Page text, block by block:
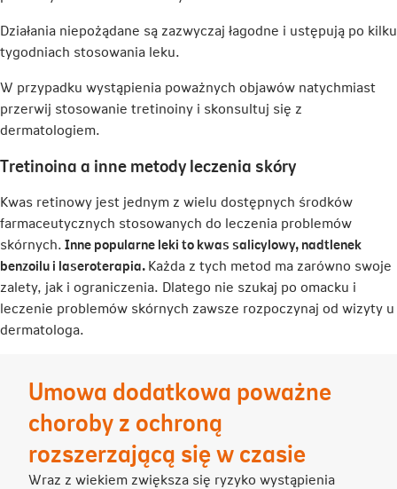
Działania niepożądane są zazwyczaj łagodne i ustępują po kilku
tygodniach stosowania leku.
W przypadku wystąpienia poważnych objawów natychmiast
przerwij stosowanie tretinoiny i skonsultuj się z
dermatologiem.
Tretinoina a inne metody leczenia skóry
Kwas retinowy jest jednym z wielu dostępnych środków
farmaceutycznych stosowanych do leczenia problemów
skórnych.Inne popularne leki to kwas salicylowy, nadtlenek
benzoilu i laseroterapia.Każda z tych metod ma zarówno swoje
zalety, jak i ograniczenia. Dlatego nie szukaj po omacku i
leczenie problemów skórnych zawsze rozpoczynaj od wizyty u
dermatologa.
Umowa dodatkowa poważne
choroby z ochroną
rozszerzającą się w czasie
Wraz z wiekiem zwiększa się ryzyko wystąpienia